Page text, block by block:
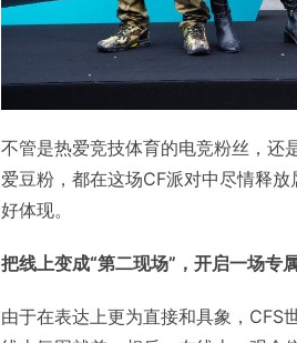
不管是热爱竞技体育的电竞粉丝，还
爱豆粉，都在这场CF派对中尽情释
好体现。
把线上变成“第二现场”，开启一场专
由于在表达上更为直接和具象，CFS